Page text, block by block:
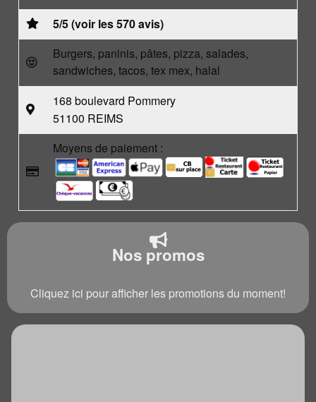
5/5 (voir les 570 avis)
Burgers, paninis, pâtes, pizza, salades,
sandwiches, tacos, tex mex, halal
168 boulevard Pommery
51100 REIMS
Moyens de paiement :
Nos promos
Cliquez ici pour afficher les promotions du moment!